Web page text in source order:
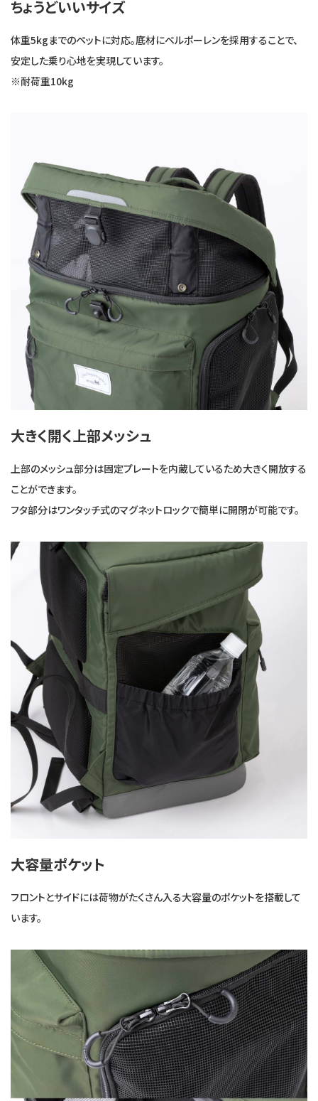
ちょうどいいサイズ
体重5kgまでのペットに対応。底材にベルポーレンを採用することで、
安定した乗り心地を実現しています。
※耐荷重10kg
大きく開く上部メッシュ
上部のメッシュ部分は固定プレートを内蔵しているため大きく開放する
ことができます。
フタ部分はワンタッチ式のマグネットロックで簡単に開閉が可能です。
大容量ポケット
フロントとサイドには荷物がたくさん入る大容量のポケットを搭載して
います。